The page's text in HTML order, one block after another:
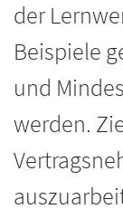
der
Beispiele
und
werden.